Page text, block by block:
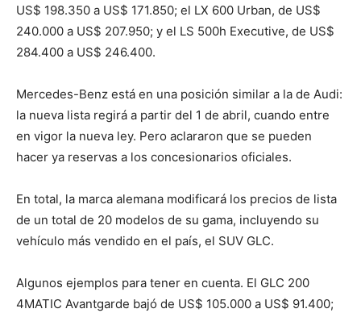
US$ 198.350 a US$ 171.850; el LX 600 Urban, de US$
240.000 a US$ 207.950; y el LS 500h Executive, de US$
284.400 a US$ 246.400.
Mercedes-Benz está en una posición similar a la de Audi:
la nueva lista regirá a partir del 1 de abril, cuando entre
en vigor la nueva ley. Pero aclararon que se pueden
hacer ya reservas a los concesionarios oficiales.
En total, la marca alemana modificará los precios de lista
de un total de 20 modelos de su gama, incluyendo su
vehículo más vendido en el país, el SUV GLC.
Algunos ejemplos para tener en cuenta. El GLC 200
4MATIC Avantgarde bajó de US$ 105.000 a US$ 91.400;